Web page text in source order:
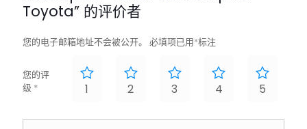
Toyota” 的评价者
您的电子邮箱地址不会被公开。 必填项已用*标注
您的评
级 * 1 2 3 4 5